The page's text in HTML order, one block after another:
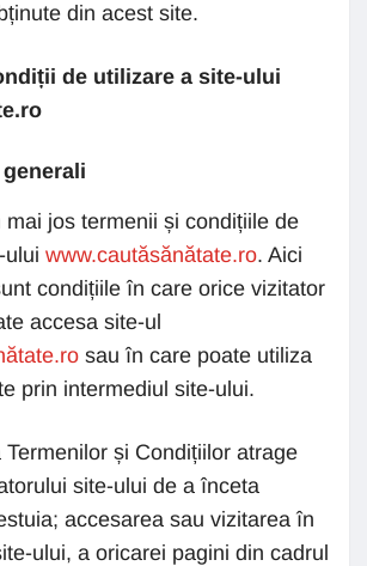
din acest site.
de utilizare a site-ului
mai jos termenii și condițiile de
ului www.cautăsănătate.ro. Aici
condițiile în care orice vizitator
accesa site-ul
sau în care poate utiliza
prin intermediul site-ului.
Termenilor și Condițiilor atrage
site-ului de a înceta
accesarea sau vizitarea în
ului, a oricarei pagini din cadrul